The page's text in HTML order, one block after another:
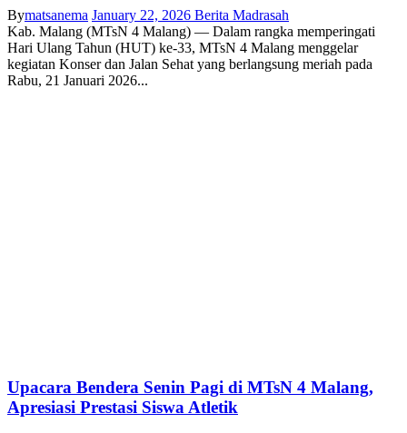
Bymatsanema January 22, 2026 Berita Madrasah
Kab. Malang (MTsN 4 Malang) — Dalam rangka memperingati
Hari Ulang Tahun (HUT) ke-33, MTsN 4 Malang menggelar
kegiatan Konser dan Jalan Sehat yang berlangsung meriah pada
Rabu, 21 Januari 2026...
Upacara Bendera Senin Pagi di MTsN 4 Malang,
Apresiasi Prestasi Siswa Atletik